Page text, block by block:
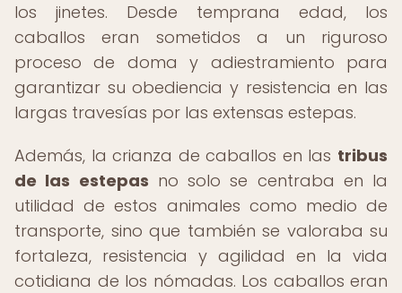
los jinetes. Desde temprana edad, los
caballos eran sometidos a un riguroso
proceso de doma y adiestramiento para
garantizar su obediencia y resistencia en las
largas travesías por las extensas estepas.
Además, la crianza de caballos en las tribus
de las estepas no solo se centraba en la
utilidad de estos animales como medio de
transporte, sino que también se valoraba su
fortaleza, resistencia y agilidad en la vida
cotidiana de los nómadas. Los caballos eran